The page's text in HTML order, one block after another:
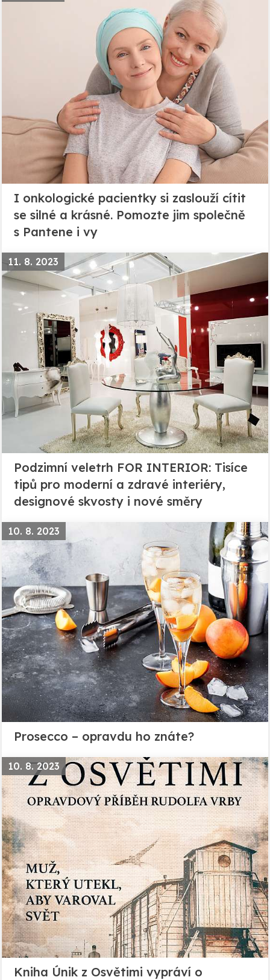
I onkologické pacientky si zaslouží cítit
se silné a krásné. Pomozte jim společně
s Pantene i vy
11. 8. 2023
Podzimní veletrh FOR INTERIOR: Tisíce
tipů pro moderní a zdravé interiéry,
designové skvosty i nové směry
10. 8. 2023
Prosecco – opravdu ho znáte?
10. 8. 2023
Kniha Únik z Osvětimi vypráví o